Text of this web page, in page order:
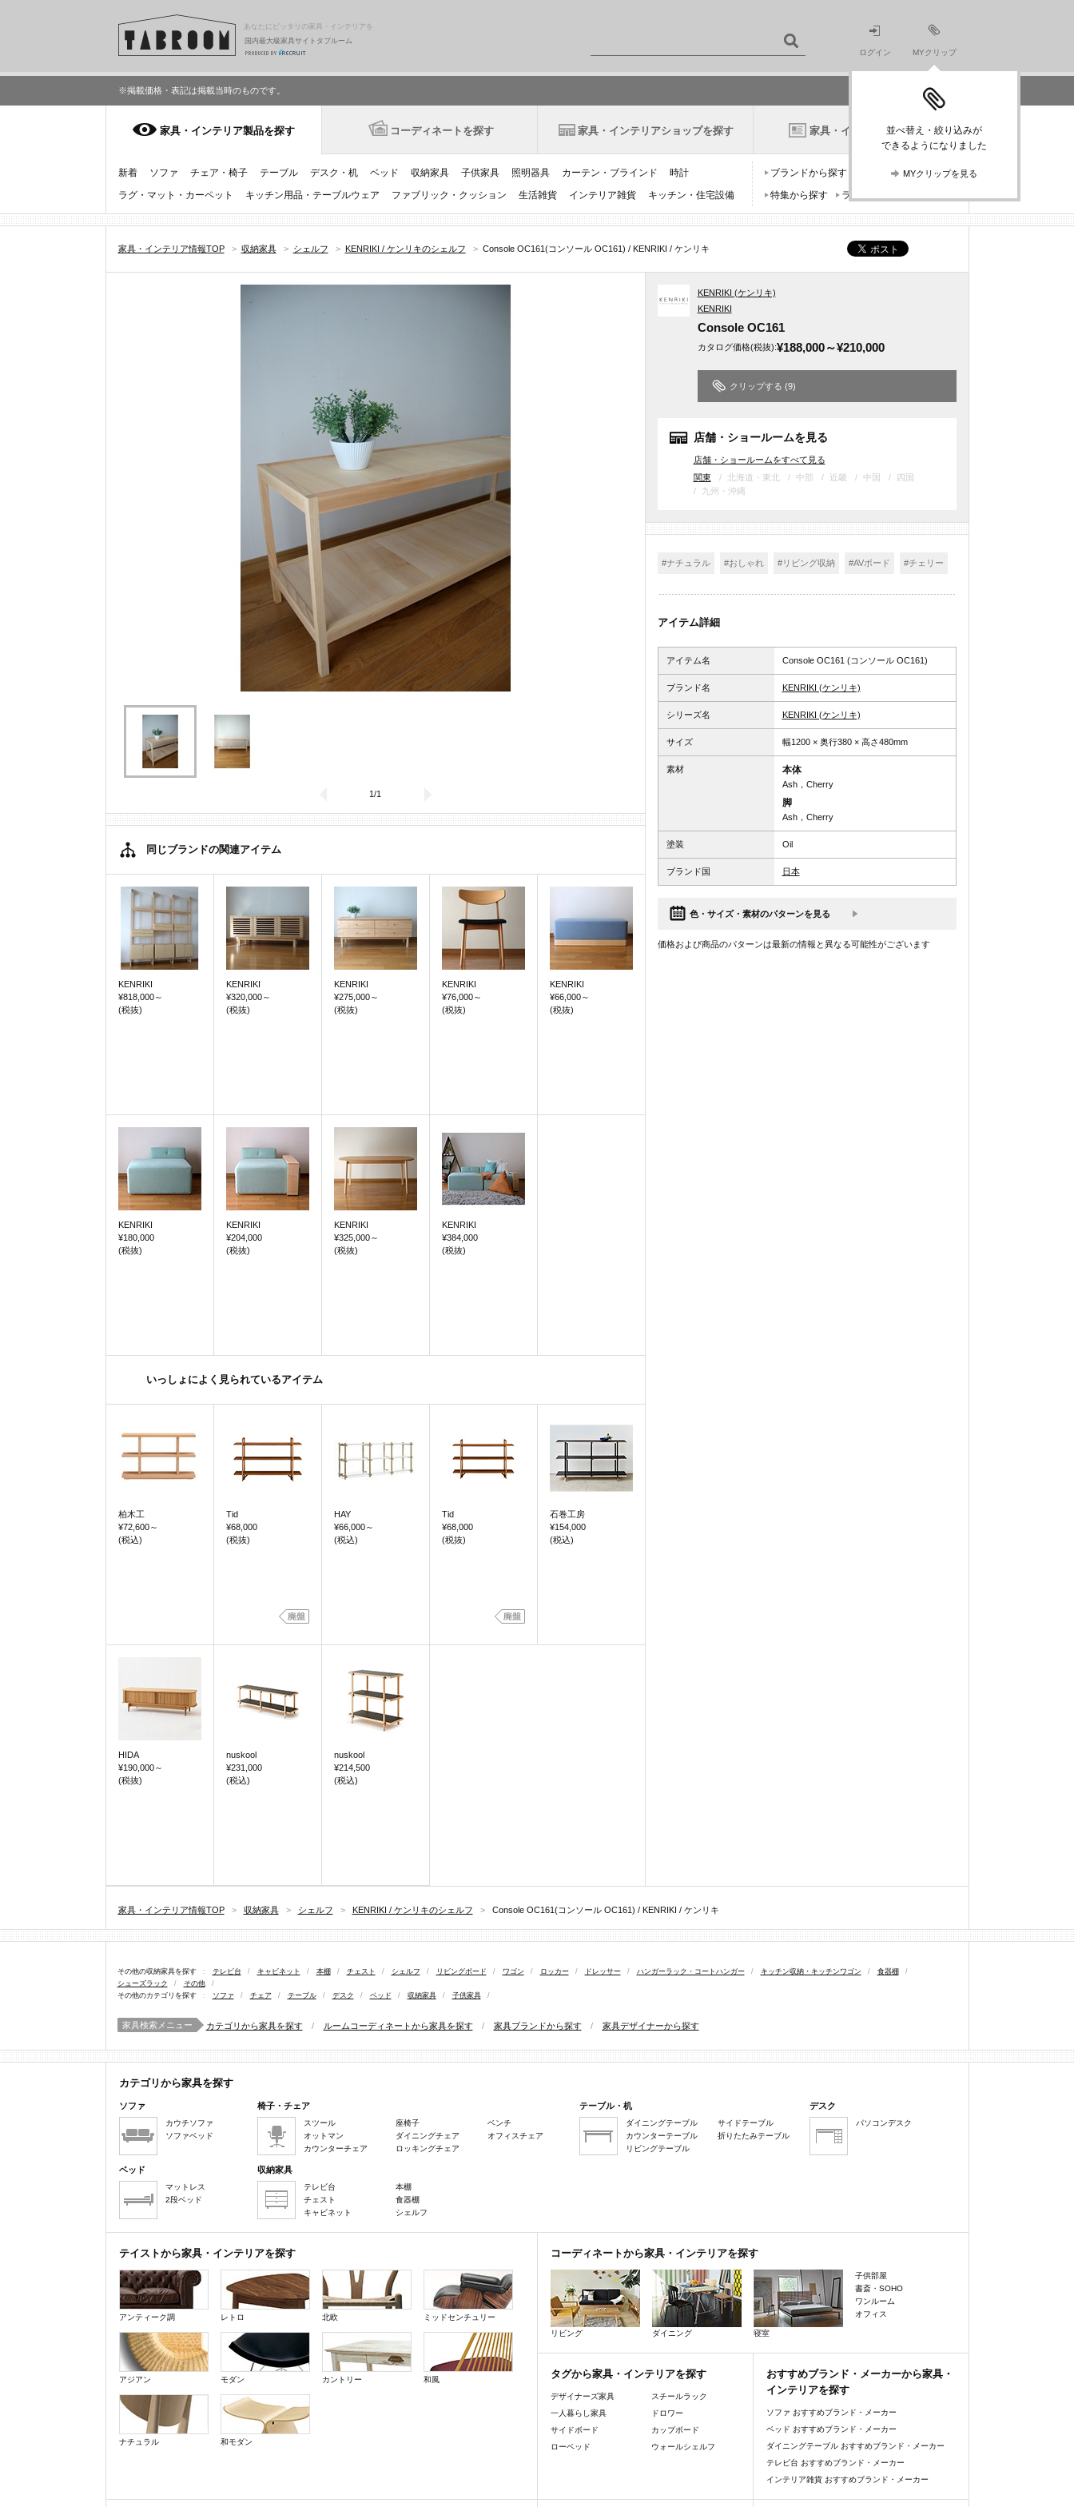
あなたにピッタリの家具・インテリアを
国内最大級家具サイトタブルーム
ログイン MYクリップ
並べ替え・絞り込みが
できるようになりました
MYクリップを見る
※掲載価格・表記は掲載当時のものです。
家具・インテリア製品を探す コーディネートを探す 家具・インテリアショップを探す 家具・インテリアニュース
新着 ソファ チェア・椅子 テーブル デスク・机 ベッド 収納家具 子供家具 照明器具 カーテン・ブラインド
時計
ラグ・マット・カーペット
キッチン用品・テーブルウェア ファブリック・クッション 生活雑貨 インテリア雑貨 キッチン・住宅設備
ブランドから探す
デザイナーから探す
特集から探す
ランキングから探す
家具・インテリア情報TOP > 収納家具 > シェルフ > KENRIKI / ケンリキのシェルフ > Console OC161(コンソール OC161) / KENRIKI / ケンリキ
1/1
同じブランドの関連アイテム
KENRIKI
¥818,000～
(税抜)
KENRIKI
¥320,000～
(税抜)
KENRIKI
¥275,000～
(税抜)
KENRIKI
¥76,000～
(税抜)
KENRIKI
¥66,000～
(税抜)
KENRIKI
¥180,000
(税抜)
KENRIKI
¥204,000
(税抜)
KENRIKI
¥325,000～
(税抜)
KENRIKI
¥384,000
(税抜)
いっしょによく見られているアイテム
柏木工
¥72,600～
(税込)
Tid
¥68,000
(税抜)
HAY
¥66,000～
(税込)
Tid
¥68,000
(税抜)
石巻工房
¥154,000
(税込)
HIDA
¥190,000～
(税抜)
nuskool
¥231,000
(税込)
nuskool
¥214,500
(税込)
KENRIKI (ケンリキ)
KENRIKI
Console OC161
カタログ価格(税抜):¥188,000～¥210,000
クリップする (9)
店舗・ショールームを見る
店舗・ショールームをすべて見る
関東
北海道・東北 中部 近畿 中国
四国
九州・沖縄
#ナチュラル #おしゃれ #リビング収納 #AVボード #チェリー
アイテム詳細
アイテム名 Console OC161 (コンソール OC161)
ブランド名 KENRIKI (ケンリキ)
シリーズ名 KENRIKI (ケンリキ)
サイズ 幅1200 × 奥行380 × 高さ480mm
素材 本体
Ash，Cherry
脚
Ash，Cherry
塗装 Oil
ブランド国 日本
色・サイズ・素材のパターンを見る
価格および商品のパターンは最新の情報と異なる可能性がございます
家具・インテリア情報TOP > 収納家具 > シェルフ > KENRIKI / ケンリキのシェルフ > Console OC161(コンソール OC161) / KENRIKI / ケンリキ
その他の収納家具を探す : テレビ台 / キャビネット / 本棚 / チェスト / シェルフ / リビングボード / ワゴン / ロッカー / ドレッサー / ハンガーラック・コートハンガー / キッチン収納・キッチンワゴン / 食器棚
/
シューズラック
/ その他
/
その他のカテゴリを探す
: ソファ / チェア / テーブル / デスク / ベッド / 収納家具 / 子供家具 /
家具検索メニュー カテゴリから家具を探す / ルームコーディネートから家具を探す / 家具ブランドから探す / 家具デザイナーから探す
カテゴリから家具を探す
ソファ
カウチソファ
ソファベッド
椅子・チェア
スツール
オットマン
カウンターチェア
座椅子
ダイニングチェア
ロッキングチェア
ベンチ
オフィスチェア
テーブル・机
ダイニングテーブル
カウンターテーブル
リビングテーブル
サイドテーブル
折りたたみテーブル
デスク
パソコンデスク
ベッド
マットレス
2段ベッド
収納家具
テレビ台
チェスト
キャビネット
本棚
食器棚
シェルフ
テイストから家具・インテリアを探す
アンティーク調 レトロ 北欧 ミッドセンチュリー
アジアン モダン カントリー 和風
ナチュラル 和モダン
コーディネートから家具・インテリアを探す
リビング ダイニング 寝室
子供部屋
書斎・SOHO
ワンルーム
オフィス
タグから家具・インテリアを探す
デザイナーズ家具
一人暮らし家具
サイドボード
ローベッド
スチールラック
ドロワー
カップボード
ウォールシェルフ
おすすめブランド・メーカーから家具・
インテリアを探す
ソファ おすすめブランド・メーカー
ベッド おすすめブランド・メーカー
ダイニングテーブル おすすめブランド・メーカー
テレビ台 おすすめブランド・メーカー
インテリア雑貨 おすすめブランド・メーカー